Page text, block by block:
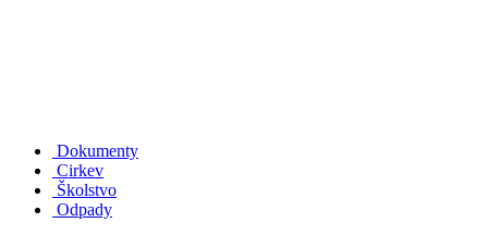
Dokumenty
Cirkev
Školstvo
Odpady